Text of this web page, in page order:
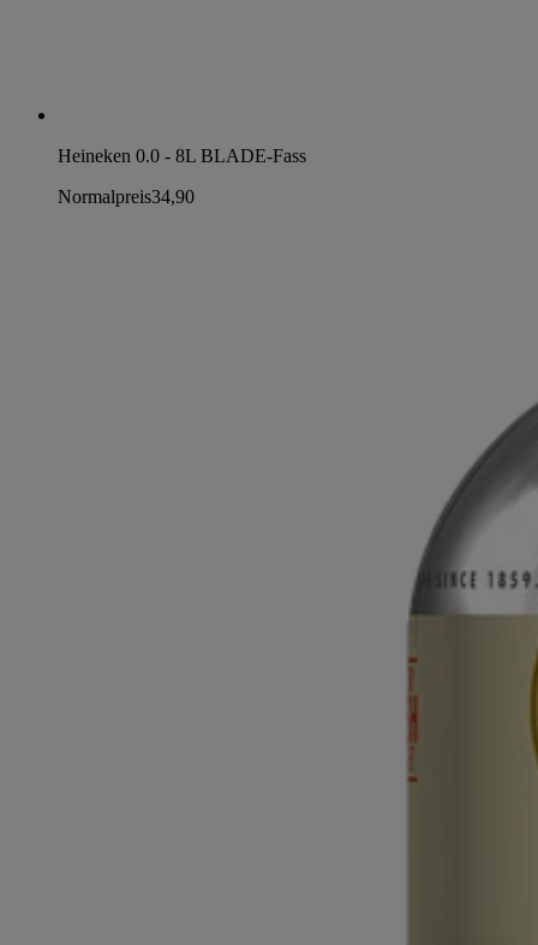
Heineken 0.0 - 8L BLADE-Fass
Normalpreis34,90